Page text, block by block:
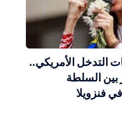
التدخل الأمريكي..
بين السلطة
فنزويلا